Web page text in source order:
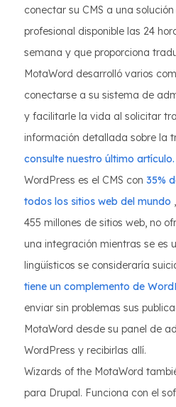
conectar su CMS a una
profesional disponible las 24
semana y que proporciona
MotaWord desarrolló varios
conectarse a su sistema de
y facilitarle la vida al solicitar
información detallada sobre la
consulte nuestro último artículo.
WordPress es el CMS con 35%
todos los sitios web del mundo
455 millones de sitios web, no
una integración mientras se es
lingüísticos se consideraría
tiene un complemento de
enviar sin problemas sus
MotaWord desde su panel de
WordPress y recibirlas allí.
Wizards of the MotaWord
para Drupal. Funciona con el